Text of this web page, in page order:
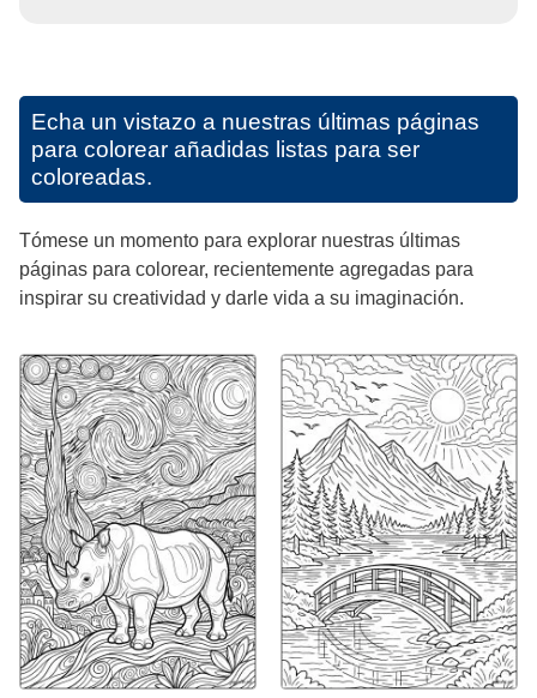
Echa un vistazo a nuestras últimas páginas
para colorear añadidas listas para ser
coloreadas.
Tómese un momento para explorar nuestras últimas
páginas para colorear, recientemente agregadas para
inspirar su creatividad y darle vida a su imaginación.